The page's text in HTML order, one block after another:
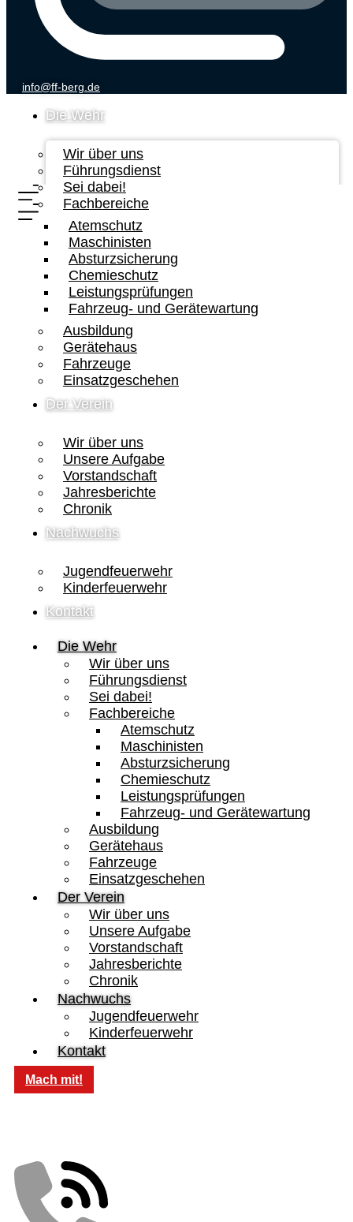
info@ff-berg.de
Die Wehr
Wir über uns
Führungsdienst
Sei dabei!
Fachbereiche
Atemschutz
Maschinisten
Absturzsicherung
Chemieschutz
Leistungsprüfungen
Fahrzeug- und Gerätewartung
Ausbildung
Gerätehaus
Fahrzeuge
Einsatzgeschehen
Der Verein
Wir über uns
Unsere Aufgabe
Vorstandschaft
Jahresberichte
Chronik
Nachwuchs
Jugendfeuerwehr
Kinderfeuerwehr
Kontakt
Die Wehr
Wir über uns
Führungsdienst
Sei dabei!
Fachbereiche
Atemschutz
Maschinisten
Absturzsicherung
Chemieschutz
Leistungsprüfungen
Fahrzeug- und Gerätewartung
Ausbildung
Gerätehaus
Fahrzeuge
Einsatzgeschehen
Der Verein
Wir über uns
Unsere Aufgabe
Vorstandschaft
Jahresberichte
Chronik
Nachwuchs
Jugendfeuerwehr
Kinderfeuerwehr
Kontakt
Mach mit!